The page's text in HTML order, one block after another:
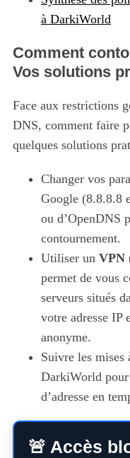
à DarkiWorld
Comment
Vos solutions
Face aux restrictions
DNS, comment faire
quelques solutions
Changer vos
Google (8.8.8.8
ou d’OpenDNS
contournement.
Utiliser un VPN
permet de vous
serveurs situés
votre adresse IP
anonyme.
Suivre les mises
DarkiWorld pour
d’adresse en
🚨 Accès